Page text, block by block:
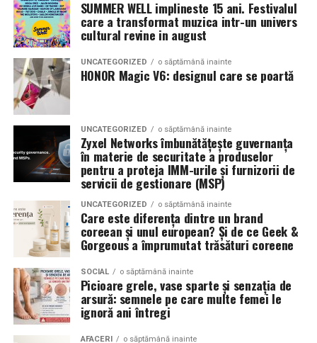
Romanita Events continuă astfel să fie o gazdă
importantă a momentelor speciale din Maramureș,
combinând experiența organizatorică cu capacitatea de
a transforma fiecare eveniment într-o amintire
deosebită pentru participanți.
latimea si aspectul flancului pot schimba complet felul
in care masina sta pe roti. O alegere inspirata poate
accentua liniile caroseriei si poate oferi un look
echilibrat, in timp ce o alegere gresita poate strica
proportiile, chiar daca restul masinii este bine realizat.
Anvelopele ca element vizual la show-uri auto
La evenimentele auto din Cluj, anvelopele nu sunt doar
componente functionale, ci si elemente vizuale. Publicul
si fotografii surprind adesea detalii precum modul in
care roata umple aripa, distanta fata de caroserie si
aspectul general al ansamblului roata-janta.
Anvelopele curate, cu dimensiuni corecte si uzura
uniforma, contribuie la imaginea profesionala a unei
masini de show. In multe cazuri, acestea completeaza
jantele si intaresc conceptul ales de proprietar, fie ca
vorbim despre un stil elegant, sportiv sau minimalist.
Echilibrul dintre estetica si utilizare reala
SUMMER WELL implineste 15 ani. Festivalul
care a transformat muzica intr-un univers
cultural revine in august
UNCATEGORIZED o săptămână inainte
HONOR Magic V6: designul care se poartă
UNCATEGORIZED o săptămână inainte
Zyxel Networks îmbunătățește guvernanța
în materie de securitate a produselor
pentru a proteja IMM-urile și furnizorii de
servicii de gestionare (MSP)
UNCATEGORIZED o săptămână inainte
Care este diferența dintre un brand
coreean și unul european? Și de ce Geek &
Gorgeous a împrumutat trăsături coreene
SOCIAL o săptămână inainte
Picioare grele, vase sparte și senzația de
arsură: semnele pe care multe femei le
ignoră ani întregi
AFACERI o săptămână inainte